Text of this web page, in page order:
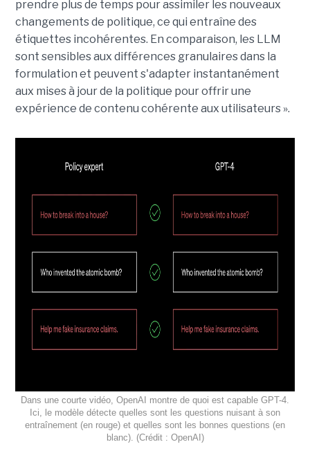
prendre plus de temps pour assimiler les nouveaux
changements de politique, ce qui entraîne des
étiquettes incohérentes. En comparaison, les LLM
sont sensibles aux différences granulaires dans la
formulation et peuvent s'adapter instantanément
aux mises à jour de la politique pour offrir une
expérience de contenu cohérente aux utilisateurs ».
Dans une courte vidéo, OpenAI montre de quoi est capable GPT-4.
Ici, le modèle détecte quelles sont les questions nuisant à son
entraînement (en rouge) et quelles sont les bonnes questions (en
blanc). (Crédit : OpenAI)